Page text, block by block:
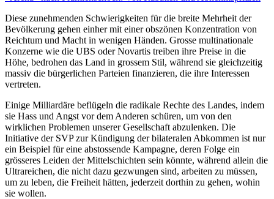
Diese zunehmenden Schwierigkeiten für die breite Mehrheit der
Bevölkerung gehen einher mit einer obszönen Konzentration von
Reichtum und Macht in wenigen Händen. Grosse multinationale
Konzerne wie die UBS oder Novartis treiben ihre Preise in die
Höhe, bedrohen das Land in grossem Stil, während sie gleichzeitig
massiv die bürgerlichen Parteien finanzieren, die ihre Interessen
vertreten.
Einige Milliardäre beflügeln die radikale Rechte des Landes, indem
sie Hass und Angst vor dem Anderen schüren, um von den
wirklichen Problemen unserer Gesellschaft abzulenken. Die
Initiative der SVP zur Kündigung der bilateralen Abkommen ist nur
ein Beispiel für eine abstossende Kampagne, deren Folge ein
grösseres Leiden der Mittelschichten sein könnte, während allein die
Ultrareichen, die nicht dazu gezwungen sind, arbeiten zu müssen,
um zu leben, die Freiheit hätten, jederzeit dorthin zu gehen, wohin
sie wollen.